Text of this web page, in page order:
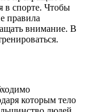
в спорте. Чтобы
правила
внимание. В
которым тело